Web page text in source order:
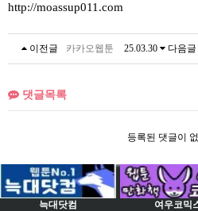
http://moassup011.com
이전글 카카오웹툰 25.03.30 다음글
댓글목록
등록된 댓글이
늑대닷컴 여우코믹